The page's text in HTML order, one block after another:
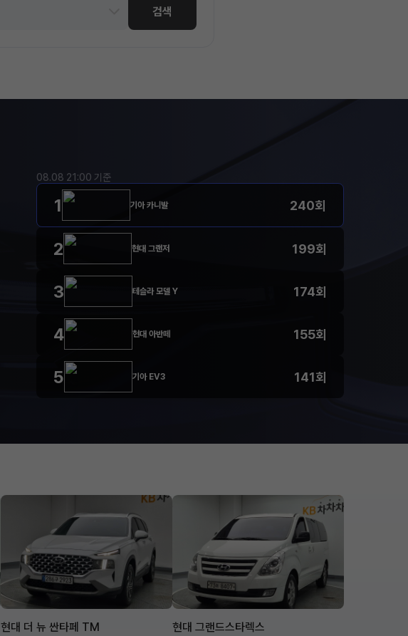
검색
08.08 21:00 기준
1 기아 카니발 240회
2 현대 그랜저 199회
3 테슬라 모델 Y 174회
4 현대 아반떼 155회
5 기아 EV3 141회
현대 더 뉴 싼타페 TM 현대 그랜드스타렉스